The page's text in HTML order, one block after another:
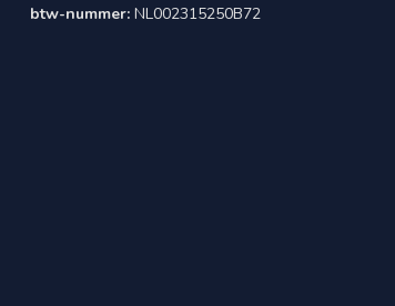
btw-nummer: NL002315250B72